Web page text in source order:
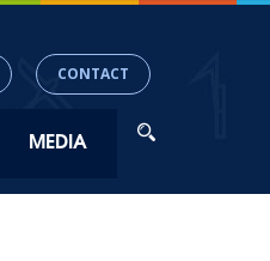
MEDIA
CONTACT